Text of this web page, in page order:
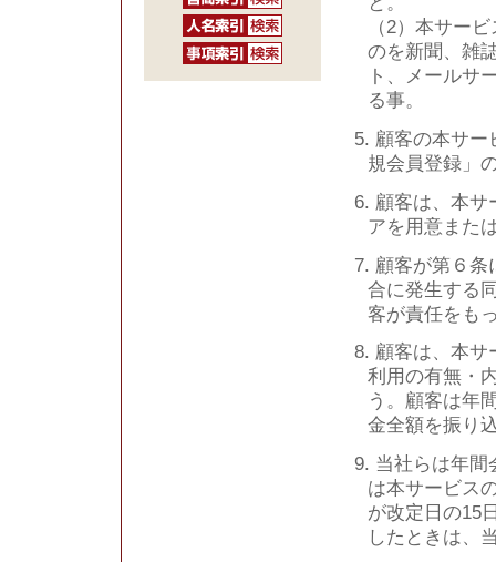
（2）本サー
のを新聞、雑
ト、メールサ
る事。
5. 顧客の本サー
規会員登録」
6. 顧客は、本サ
アを用意また
7. 顧客が第６条
合に発生する
客が責任をも
8. 顧客は、本サ
利用の有無・
う。顧客は年
金全額を振り
9. 当社らは年間
は本サービス
が改定日の15
したときは、